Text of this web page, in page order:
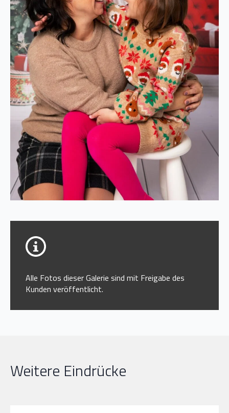
Alle Fotos dieser Galerie sind mit Freigabe des
Kunden veröffentlicht.
Weitere Eindrücke